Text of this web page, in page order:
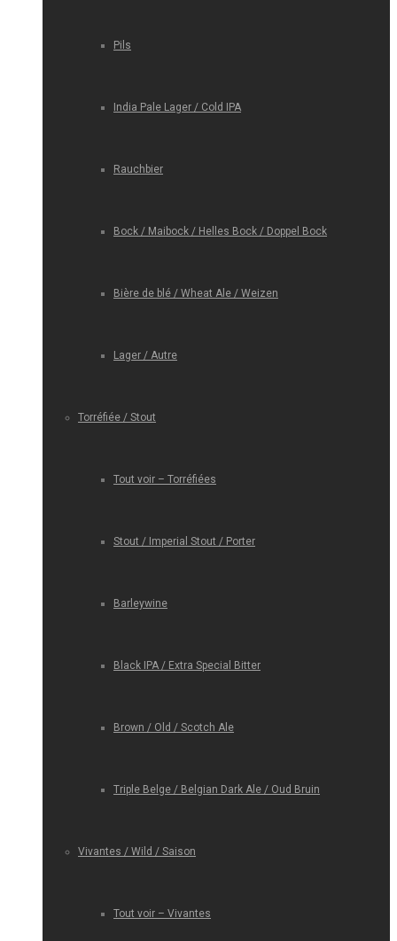
Pils
India Pale Lager / Cold IPA
Rauchbier
Bock / Maibock / Helles Bock / Doppel Bock
Bière de blé / Wheat Ale / Weizen
Lager / Autre
Torréfiée / Stout
Tout voir – Torréfiées
Stout / Imperial Stout / Porter
Barleywine
Black IPA / Extra Special Bitter
Brown / Old / Scotch Ale
Triple Belge / Belgian Dark Ale / Oud Bruin
Vivantes / Wild / Saison
Tout voir – Vivantes